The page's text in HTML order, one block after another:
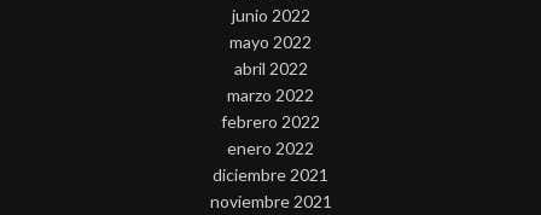
junio 2022
mayo 2022
abril 2022
marzo 2022
febrero 2022
enero 2022
diciembre 2021
noviembre 2021